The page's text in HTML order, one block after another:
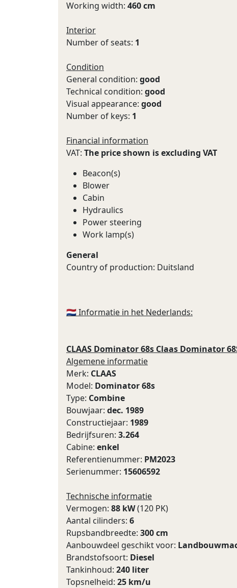
Working width: 460 cm
Interior
Number of seats: 1
Condition
General condition: good
Technical condition: good
Visual appearance: good
Number of keys: 1
Financial information
VAT: The price shown is excluding VAT
Beacon(s)
Blower
Cabin
Hydraulics
Power steering
Work lamp(s)
General
Country of production: Duitsland
🇳🇱 Informatie in het Nederlands:
CLAAS Dominator 68s Claas Dominator
Algemene informatie
Merk: CLAAS
Model: Dominator 68s
Type: Combine
Bouwjaar: dec. 1989
Constructiejaar: 1989
Bedrijfsuren: 3.264
Cabine: enkel
Referentienummer: PM2023
Serienummer: 15606592
Technische informatie
Vermogen: 88 kW(120 PK)
Aantal cilinders: 6
Rupsbandbreedte: 300 cm
Aanbouwdeel geschikt voor:
Brandstofsoort: Diesel
Tankinhoud: 240 liter
Topsnelheid: 25 km/u